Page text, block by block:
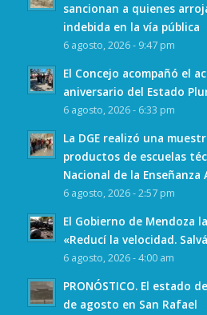
sancionan a quienes
indebida en la vía pública
6 agosto, 2026 - 9:47 pm
El Concejo acompañó el
aniversario del Estado
6 agosto, 2026 - 6:33 pm
La DGE realizó una
productos de escuelas
Nacional de la Enseñanza
6 agosto, 2026 - 2:57 pm
El Gobierno de Mendoza
«Reducí la velocidad.
6 agosto, 2026 - 4:00 am
PRONÓSTICO. El estado
de agosto en San Rafael